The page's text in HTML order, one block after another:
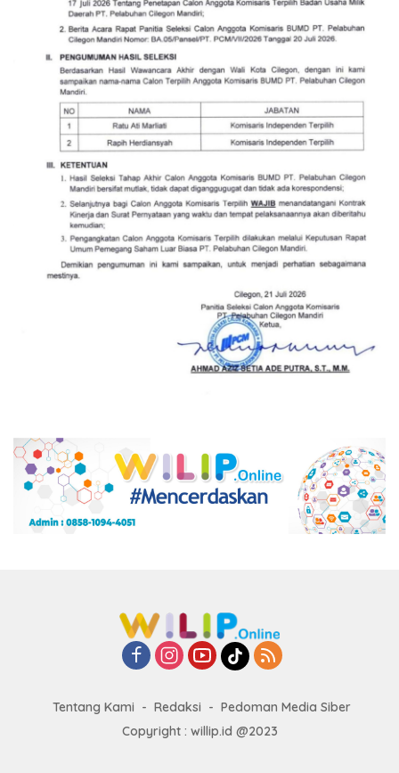
Tentang Kami Redaksi
Pedoman Media Siber
Copyright : willip.id @2023